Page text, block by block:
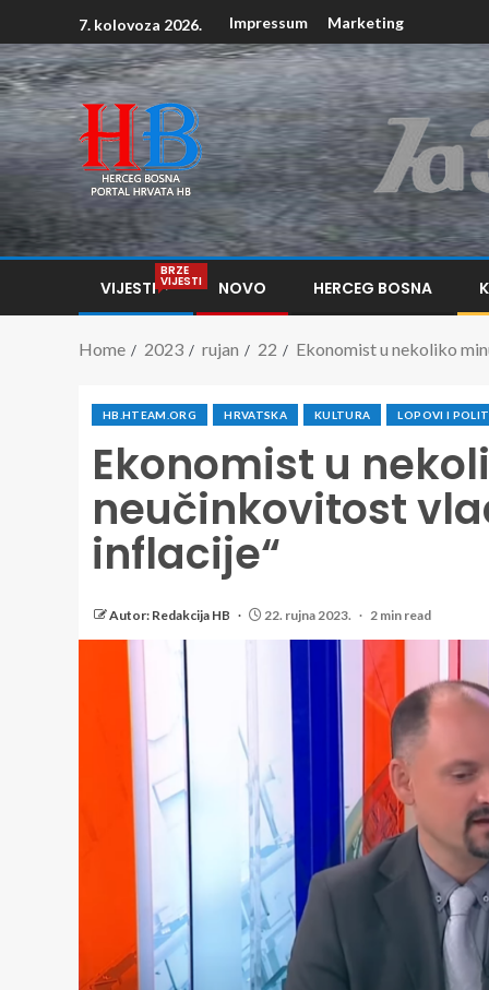
7. kolovoza 2026. Impressum Marketing
VIJESTI
BRZE
VIJESTI NOVO HERCEG BOSNA
Home 2023 rujan 22 Ekonomist u nekoliko
HB.HTEAM.ORG HRVATSKA KULTURA LOPOVI I
Ekonomist u
neučinkovitost
inflacije“
Autor: Redakcija HB 22. rujna 2023. 2 min read